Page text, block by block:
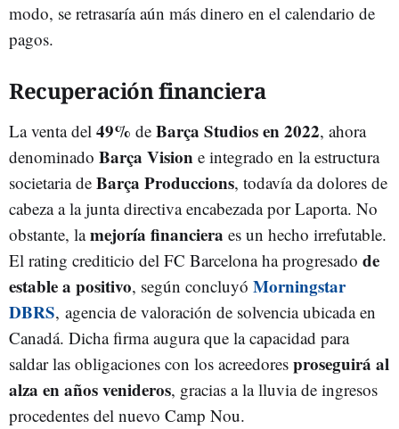
modo, se retrasaría aún más dinero en el calendario de
pagos.
Recuperación financiera
La venta del 49% de Barça Studios en 2022, ahora
denominado Barça Vision e integrado en la estructura
societaria de Barça Produccions, todavía da dolores de
cabeza a la junta directiva encabezada por Laporta. No
obstante, lamejoría financiera es un hecho irrefutable.
El rating crediticio del FC Barcelona ha progresado de
estable a positivo, según concluyó Morningstar
DBRS, agencia de valoración de solvencia ubicada en
Canadá. Dicha firma augura que la capacidad para
saldar las obligaciones con los acreedores proseguirá al
alza en años venideros, gracias a la lluvia de ingresos
procedentes del nuevo Camp Nou.